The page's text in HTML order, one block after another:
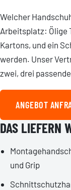
Welcher
Arbeitsplatz: Ölige
Kartons, und ein
werden. Unser
zwei, drei
ANGEBOT
DAS LIEFERN
und Grip